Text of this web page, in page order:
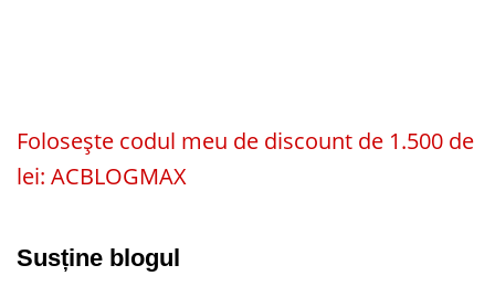
Folosește codul meu de discount de 1.500 de
lei: ACBLOGMAX
Susține blogul